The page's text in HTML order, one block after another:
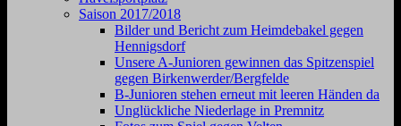
Saison 2017/2018
Bilder und Bericht zum Heimdebakel gegen
Hennigsdorf
Unsere A-Junioren gewinnen das Spitzenspiel
gegen Birkenwerder/Bergfelde
B-Junioren stehen erneut mit leeren Händen da
Unglückliche Niederlage in Premnitz